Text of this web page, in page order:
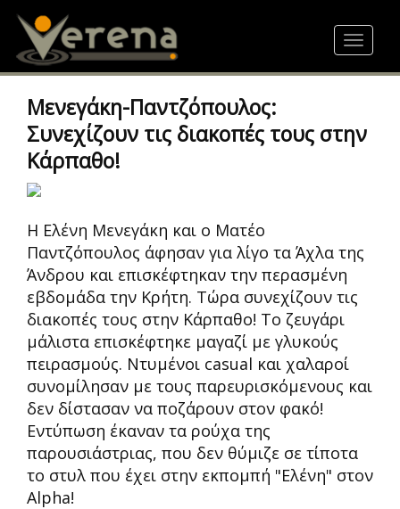
content
Toggle
Μενεγάκη-Παντζόπουλος:
Συνεχίζουν τις διακοπές τους στην
Κάρπαθο!
Η Ελένη Μενεγάκη και ο Ματέο
Παντζόπουλος άφησαν για λίγο τα Άχλα της
Άνδρου και επισκέφτηκαν την περασμένη
εβδομάδα την Κρήτη. Τώρα συνεχίζουν τις
διακοπές τους στην Κάρπαθο! Το ζευγάρι
μάλιστα επισκέφτηκε μαγαζί με γλυκούς
πειρασμούς. Ντυμένοι casual και χαλαροί
συνομίλησαν με τους παρευρισκόμενους και
δεν δίστασαν να ποζάρουν στον φακό!
Εντύπωση έκαναν τα ρούχα της
παρουσιάστριας, που δεν θύμιζε σε τίποτα
το στυλ που έχει στην εκπομπή "Ελένη" στον
Alpha!